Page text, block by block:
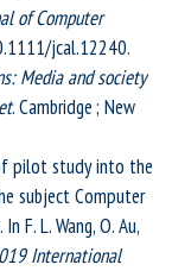
of Computer
jcal.12240.
Media and society
. Cambridge ; New
pilot study into the
subject Computer
F. L. Wang, O. Au,
International